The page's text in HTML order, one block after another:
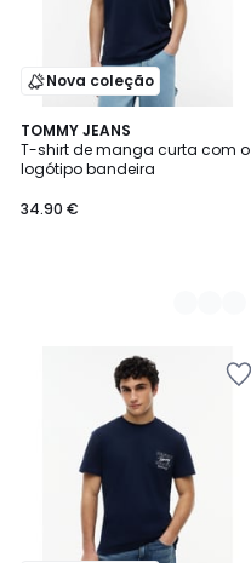
Nova coleção
TOMMY JEANS
T-shirt de manga curta com o
logótipo bandeira
34.90 €
3
Cores